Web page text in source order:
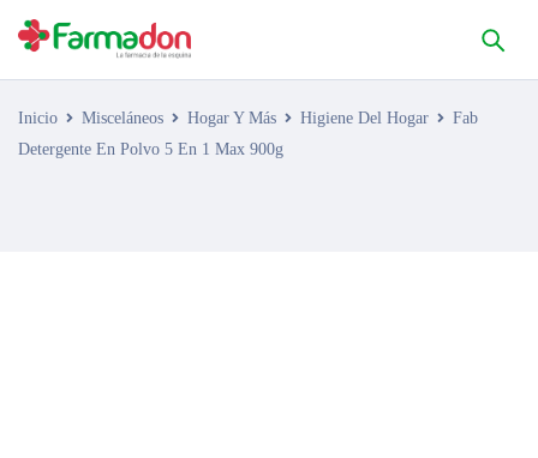
Inicio Misceláneos Hogar Y Más Higiene Del Hogar
Fab
Detergente En Polvo 5 En 1 Max 900g